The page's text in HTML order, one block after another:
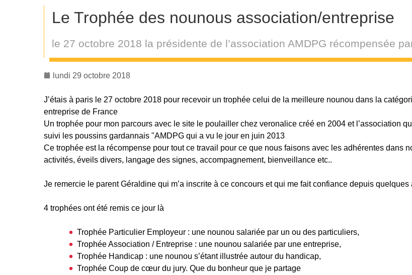
Le Trophée des nounous association/entreprise
le 27 octobre 2018 la présidente de l’association AMDPG récompensée
lundi 29 octobre 2018
J’étais à paris le 27 octobre 2018 pour recevoir un trophée celui de la meilleure nounou dans la
entreprise de France
Un trophée pour mon parcours avec le site le poulailler chez veronalice créé en 2004 et l’association
suivi les poussins gardannais "AMDPG qui a vu le jour en juin 2013
Ce trophée est la récompense pour tout ce travail pour ce que nous faisons avec les adhérentes dans
activités, éveils divers, langage des signes, accompagnement, bienveillance etc..
Je remercie le parent Géraldine qui m’a inscrite à ce concours et qui me fait confiance depuis quelques
4 trophées ont été remis ce jour là
Trophée Particulier Employeur : une nounou salariée par un ou des particuliers,
Trophée Association / Entreprise : une nounou salariée par une entreprise,
Trophée Handicap : une nounou s’étant illustrée autour du handicap,
Trophée Coup de cœur du jury. Que du bonheur que je partage